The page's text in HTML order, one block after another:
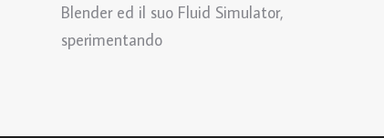
Blender ed il suo Fluid Simulator,
sperimentando